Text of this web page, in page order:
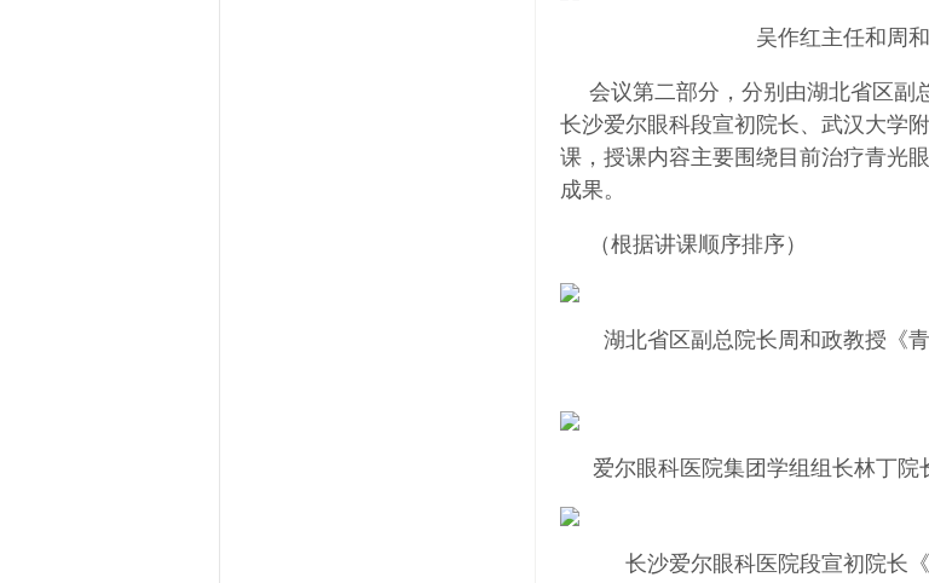
吴作红主任和周
会议第二部分，分别由湖北省区副
长沙爱尔眼科段宣初院长、武汉大学
课，授课内容主要围绕目前治疗青光
成果。
（根据讲课顺序排序）
湖北省区副总院长周和政教授《
爱尔眼科医院集团学组组长林丁院
长沙爱尔眼科医院段宣初院长